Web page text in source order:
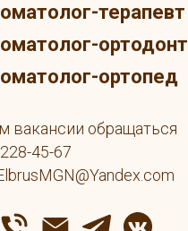
терапевт
ортодонт
ортопед
вакансии обращаться
45-67